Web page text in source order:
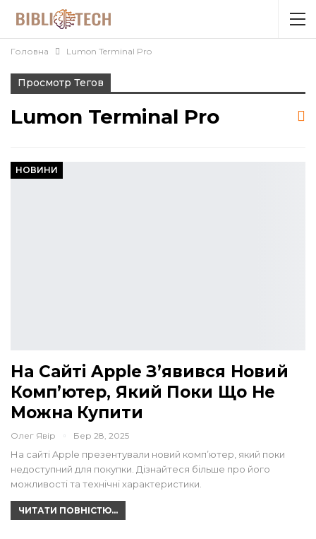
Головна Lumon Terminal Pro
Просмотр Тегов
Lumon Terminal Pro
НОВИНИ
На Сайті Apple З’явився Новий
Комп’ютер, Який Поки Що Не
Можна Купити
Олег Явір Бер 28, 2025
На сайті Apple презентували новий комп’ютер, який поки
недоступний для покупки. Дізнайтеся більше про його
можливості та технічні характеристики.
ЧИТАТИ ПОВНІСТЮ...